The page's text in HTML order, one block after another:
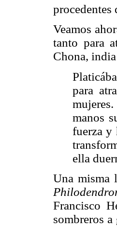
procedentes
Veamos
tanto para
Chona,
para
manos
fuerza y
ella
Una misma
Francisco
sombreros